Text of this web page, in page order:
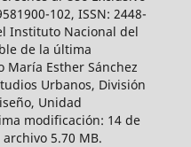
102, ISSN: 2448-
Instituto Nacional del
de la última
Esther Sánchez
Urbanos, División
Unidad
modificación: 14 de
5.70 MB.